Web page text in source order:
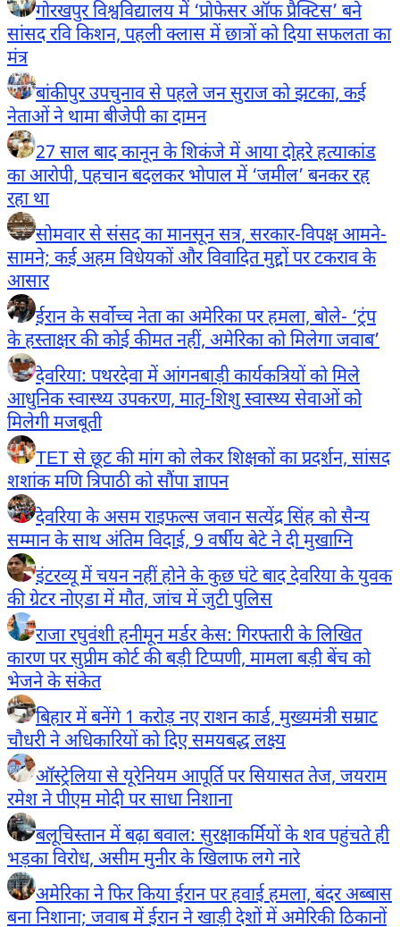
गोरखपुर विश्वविद्यालय में ‘प्रोफेसर ऑफ प्रैक्टिस’ बने
सांसद रवि किशन, पहली क्लास में छात्रों को दिया सफलता का
मंत्र
बांकीपुर उपचुनाव से पहले जन सुराज को झटका, कई
नेताओं ने थामा बीजेपी का दामन
27 साल बाद कानून के शिकंजे में आया दोहरे हत्याकांड
का आरोपी, पहचान बदलकर भोपाल में ‘जमील’ बनकर रह
रहा था
सोमवार से संसद का मानसून सत्र, सरकार-विपक्ष आमने-
सामने; कई अहम विधेयकों और विवादित मुद्दों पर टकराव के
आसार
ईरान के सर्वोच्च नेता का अमेरिका पर हमला, बोले- ‘ट्रंप
के हस्ताक्षर की कोई कीमत नहीं, अमेरिका को मिलेगा जवाब’
देवरिया: पथरदेवा में आंगनबाड़ी कार्यकत्रियों को मिले
आधुनिक स्वास्थ्य उपकरण, मातृ-शिशु स्वास्थ्य सेवाओं को
मिलेगी मजबूती
TET से छूट की मांग को लेकर शिक्षकों का प्रदर्शन, सांसद
शशांक मणि त्रिपाठी को सौंपा ज्ञापन
देवरिया के असम राइफल्स जवान सत्येंद्र सिंह को सैन्य
सम्मान के साथ अंतिम विदाई, 9 वर्षीय बेटे ने दी मुखाग्नि
इंटरव्यू में चयन नहीं होने के कुछ घंटे बाद देवरिया के युवक
की ग्रेटर नोएडा में मौत, जांच में जुटी पुलिस
राजा रघुवंशी हनीमून मर्डर केस: गिरफ्तारी के लिखित
कारण पर सुप्रीम कोर्ट की बड़ी टिप्पणी, मामला बड़ी बेंच को
भेजने के संकेत
बिहार में बनेंगे 1 करोड़ नए राशन कार्ड, मुख्यमंत्री सम्राट
चौधरी ने अधिकारियों को दिए समयबद्ध लक्ष्य
ऑस्ट्रेलिया से यूरेनियम आपूर्ति पर सियासत तेज, जयराम
रमेश ने पीएम मोदी पर साधा निशाना
बलूचिस्तान में बढ़ा बवाल: सुरक्षाकर्मियों के शव पहुंचते ही
भड़का विरोध, असीम मुनीर के खिलाफ लगे नारे
अमेरिका ने फिर किया ईरान पर हवाई हमला, बंदर अब्बास
बना निशाना; जवाब में ईरान ने खाड़ी देशों में अमेरिकी ठिकानों